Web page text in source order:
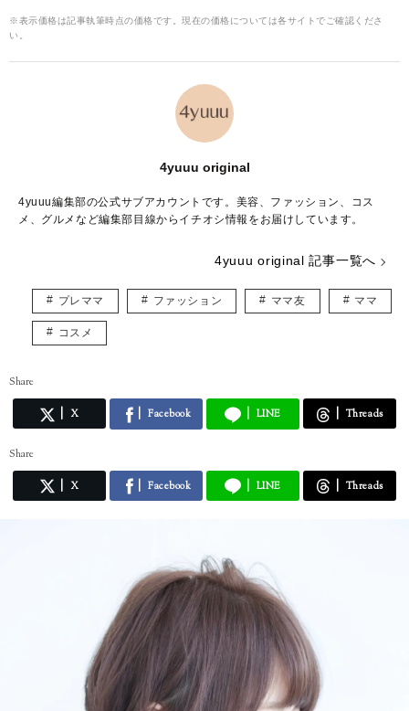
※表示価格は記事執筆時点の価格です。現在の価格については各サイトでご確認くださ
い。
4yuuu original
4yuuu編集部の公式サブアカウントです。美容、ファッション、コス
メ、グルメなど編集部目線からイチオシ情報をお届けしています。
4yuuu original 記事一覧へ
プレママ ファッション ママ友 ママ
コスメ
Share
X Facebook LINE Threads
Share
X Facebook LINE Threads